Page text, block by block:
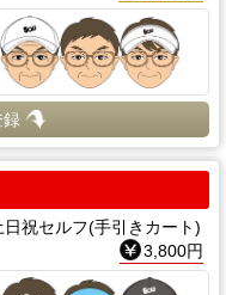
録
祝セルフ(手引きカート)
3,800円